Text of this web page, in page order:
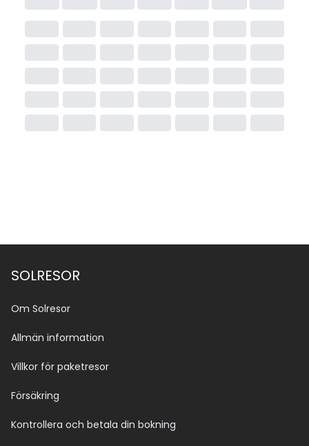
SOLRESOR
Om Solresor
Allmän information
Villkor för paketresor
Försäkring
Kontrollera och betala din bokning